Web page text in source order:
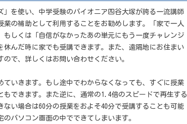
」を使い、中学受験のパイオニア四谷大塚が誇る一流講師
の補助として利用することをお勧めします。「家で一人
しくは「自信がなかったあの単元にもう一度チャレンジ
んだ時に家でも受講できます。また、遠隔地にお住まい
で、詳しくはお問い合わせください。
いきます。もし途中でわからなくなっても、すぐに授業
できます。また逆に、通常の1.4倍のスピードで再生する
い場合は60分の授業をおよそ40分で受講することも可能
パソコン画面の中でできてしまいます。